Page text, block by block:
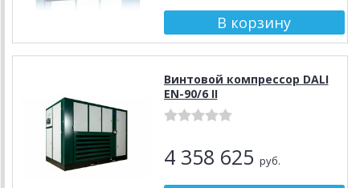
Винтовой компрессор DALI
EN-90/6 II
4 358 625 руб.